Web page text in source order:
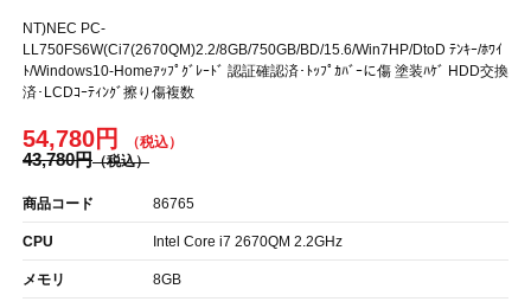
NT)NEC PC-
LL750FS6W(Ci7(2670QM)2.2/8GB/750GB/BD/15.6/Win7HP/DtoD ﾃﾝｷｰ/ﾎﾜｲ
ﾄ/Windows10-Homeｱｯﾌﾟｸﾞﾚｰﾄﾞ 認証確認済･ﾄｯﾌﾟｶﾊﾞｰに傷 塗装ﾊｹﾞ HDD交換
済･LCDｺｰﾃｨﾝｸﾞ擦り傷複数
54,780円
43,780円
商品コード 86765
CPU Intel Core i7 2670QM 2.2GHz
メモリ 8GB